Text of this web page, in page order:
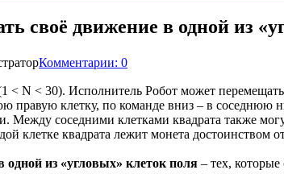
своё движение в одной из
Комментарии: 0
< N < 30). Исполнитель Робот может
правую клетку, по команде вниз – в
Между соседними клетками квадрата также
клетке квадрата лежит монета достоинством
одной из «угловых» клеток поля – тех,